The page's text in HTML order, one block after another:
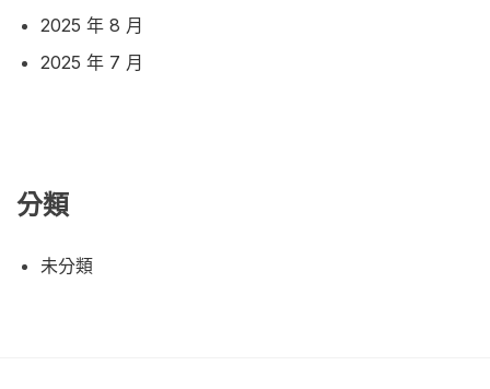
2025 年 8 月
2025 年 7 月
分類
未分類